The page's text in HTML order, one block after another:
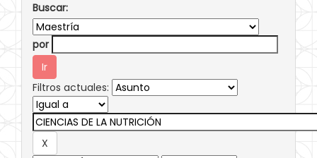
Buscar:
por
Filtros actuales: